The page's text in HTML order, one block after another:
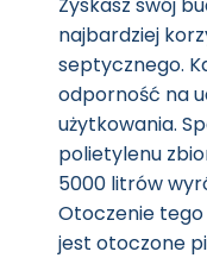
najbardziej
septycznego.
odporność na
użytkowania.
polietylenu
5000 litrów
Otoczenie tego
jest otoczone